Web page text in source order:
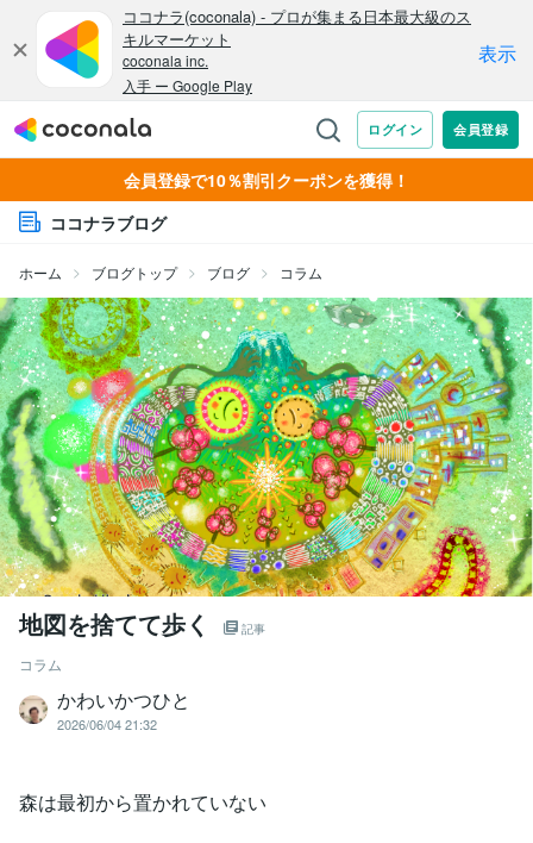
会員登録で10％割引クーポンを獲得！
ココナラブログ
ホーム ブログトップ ブログ コラム
地図を捨てて歩く 記事
コラム
かわいかつひと
2026/06/04 21:32
森は最初から置かれていない